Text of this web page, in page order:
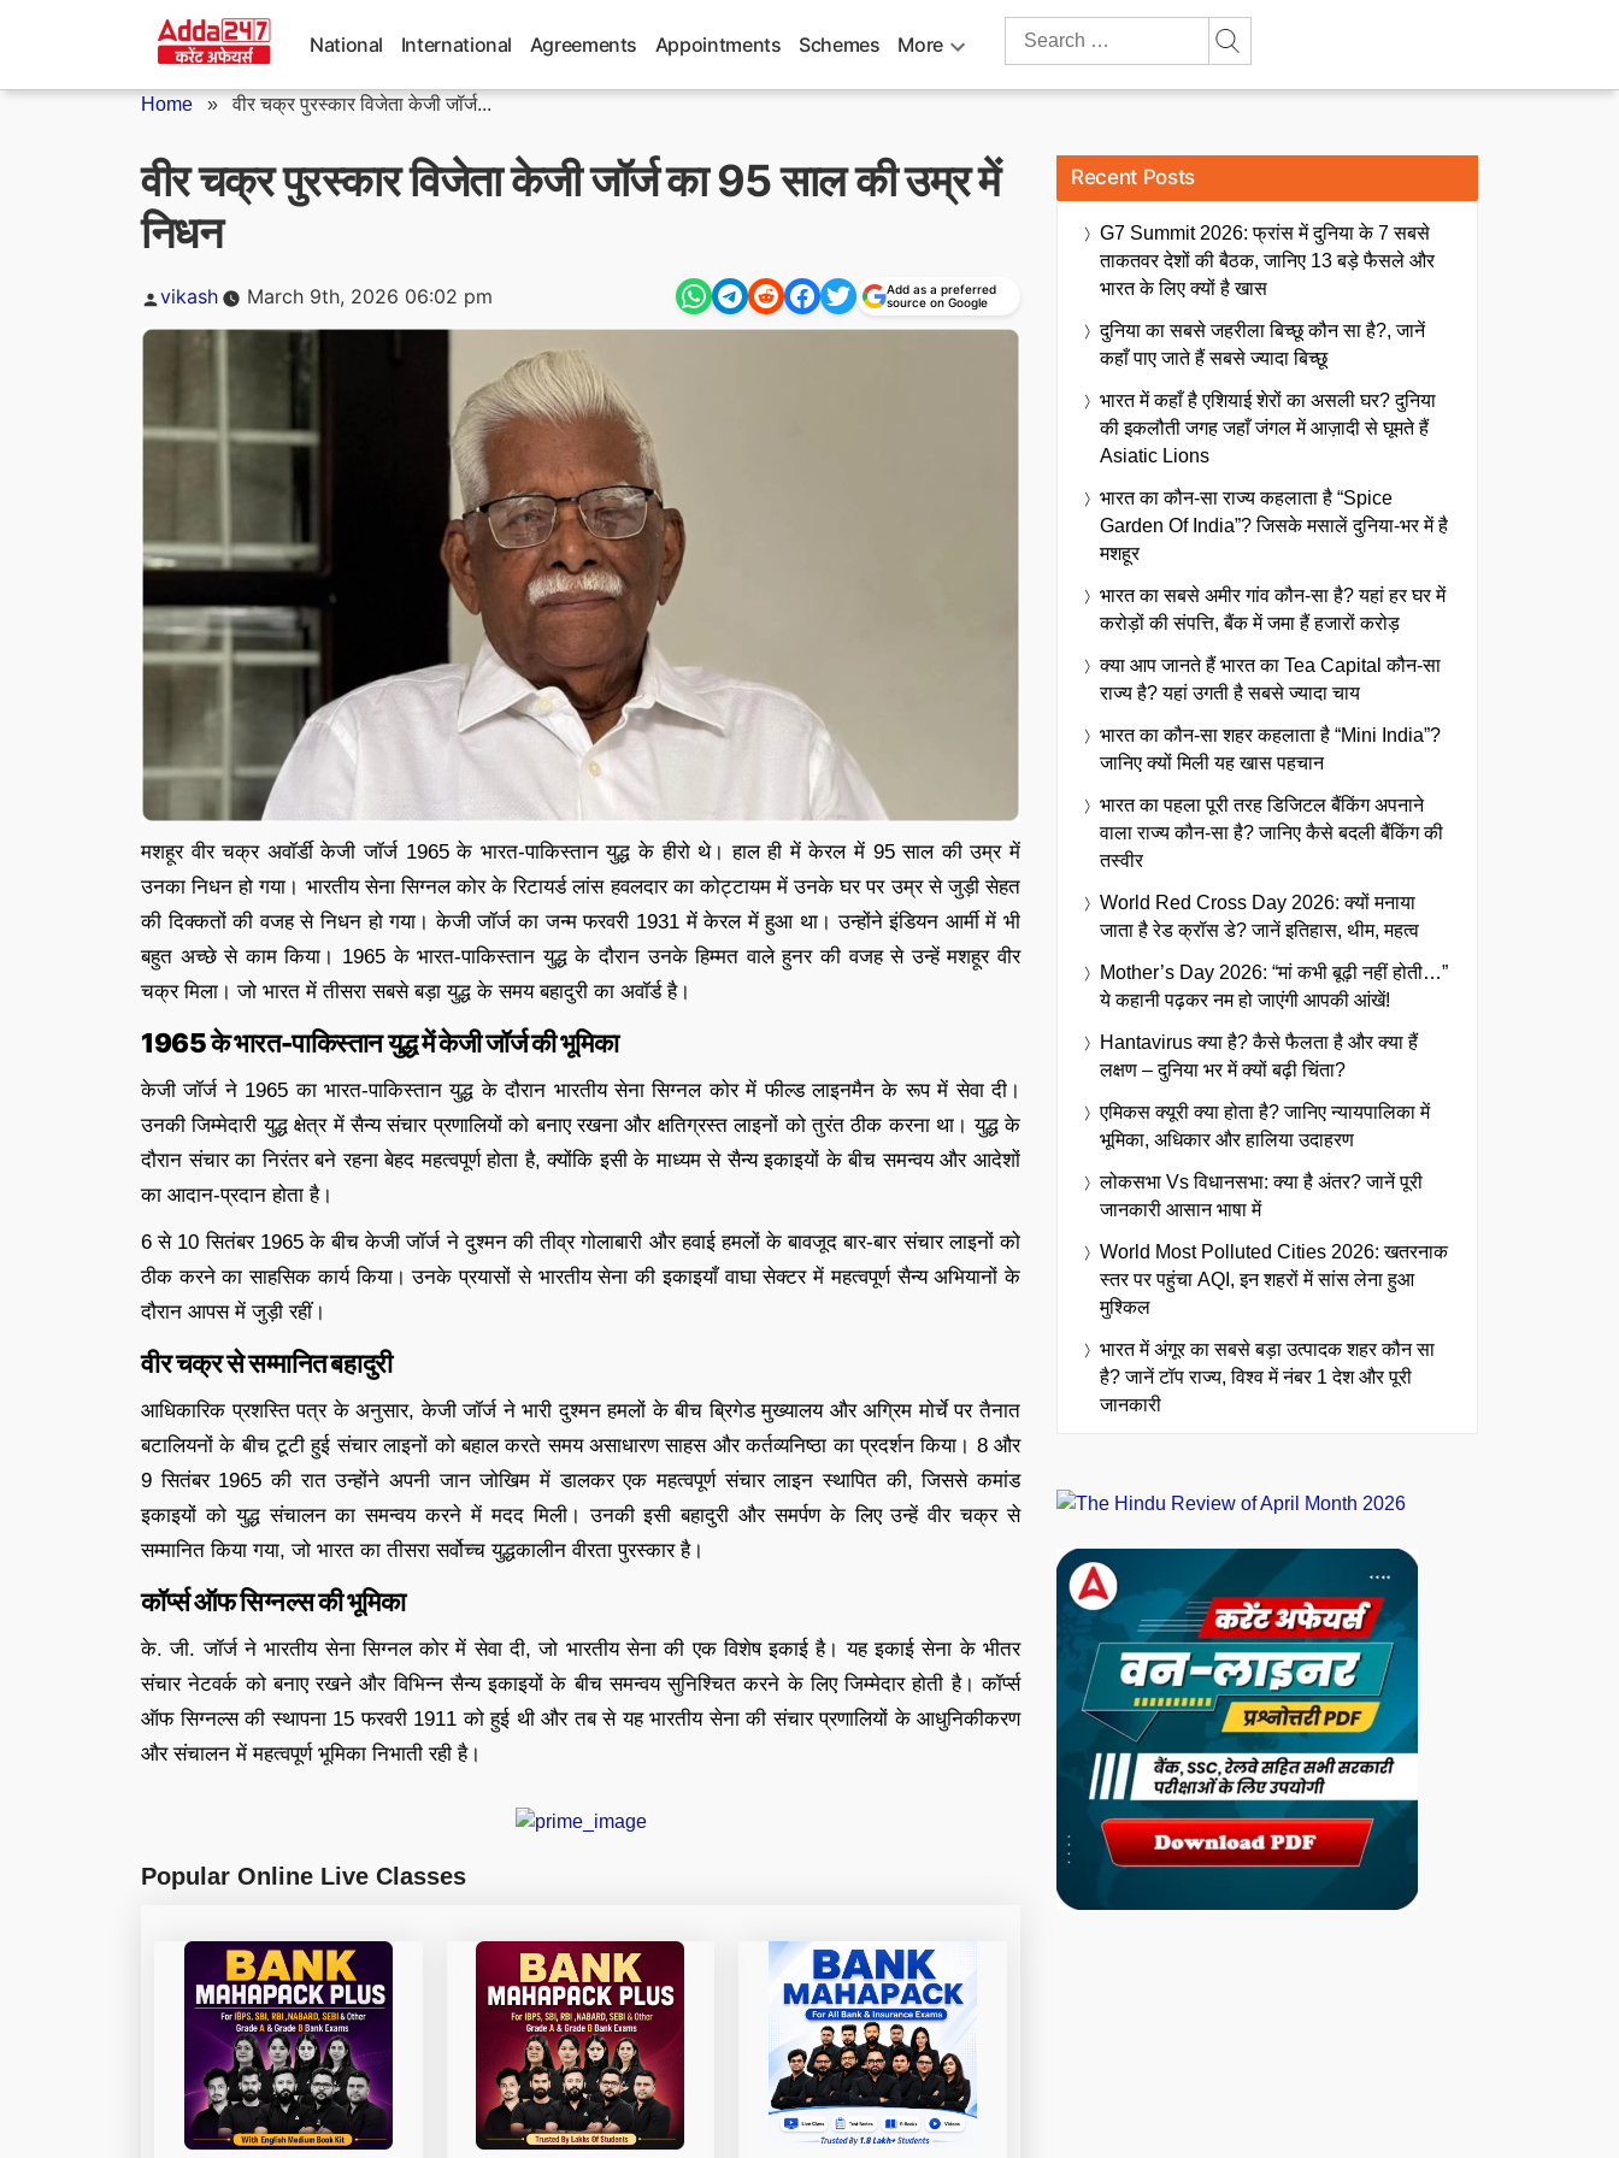
National International Agreements Appointments Schemes More
Search
Home »वीर चक्र पुरस्कार विजेता केजी जॉर्ज...
वीर चक्र पुरस्कार विजेता केजी जॉर्ज का 95 साल की उम्र में
निधन
Posted
vikash March 9th, 2026 06:02 pm
Add as a preferred
source on Google
मशहूर वीर चक्र अवॉर्डी केजी जॉर्ज 1965 के भारत-पाकिस्तान युद्ध के हीरो थे। हाल ही में केरल में 95 साल की उम्र में
उनका निधन हो गया। भारतीय सेना सिग्नल कोर के रिटायर्ड लांस हवलदार का कोट्टायम में उनके घर पर उम्र से जुड़ी सेहत
की दिक्कतों की वजह से निधन हो गया। केजी जॉर्ज का जन्म फरवरी 1931 में केरल में हुआ था। उन्होंने इंडियन आर्मी में भी
बहुत अच्छे से काम किया। 1965 के भारत-पाकिस्तान युद्ध के दौरान उनके हिम्मत वाले हुनर ​​की वजह से उन्हें मशहूर वीर
चक्र मिला। जो भारत में तीसरा सबसे बड़ा युद्ध के समय बहादुरी का अवॉर्ड है।
1965 के भारत-पाकिस्तान युद्ध में केजी जॉर्ज की भूमिका
केजी जॉर्ज ने 1965 का भारत-पाकिस्तान युद्ध के दौरान भारतीय सेना सिग्नल कोर में फील्ड लाइनमैन के रूप में सेवा दी।
उनकी जिम्मेदारी युद्ध क्षेत्र में सैन्य संचार प्रणालियों को बनाए रखना और क्षतिग्रस्त लाइनों को तुरंत ठीक करना था। युद्ध के
दौरान संचार का निरंतर बने रहना बेहद महत्वपूर्ण होता है, क्योंकि इसी के माध्यम से सैन्य इकाइयों के बीच समन्वय और आदेशों
का आदान-प्रदान होता है।
6 से 10 सितंबर 1965 के बीच केजी जॉर्ज ने दुश्मन की तीव्र गोलाबारी और हवाई हमलों के बावजूद बार-बार संचार लाइनों को
ठीक करने का साहसिक कार्य किया। उनके प्रयासों से भारतीय सेना की इकाइयाँ वाघा सेक्टर में महत्वपूर्ण सैन्य अभियानों के
दौरान आपस में जुड़ी रहीं।
वीर चक्र से सम्मानित बहादुरी
आधिकारिक प्रशस्ति पत्र के अनुसार, केजी जॉर्ज ने भारी दुश्मन हमलों के बीच ब्रिगेड मुख्यालय और अग्रिम मोर्चे पर तैनात
बटालियनों के बीच टूटी हुई संचार लाइनों को बहाल करते समय असाधारण साहस और कर्तव्यनिष्ठा का प्रदर्शन किया। 8 और
9 सितंबर 1965 की रात उन्होंने अपनी जान जोखिम में डालकर एक महत्वपूर्ण संचार लाइन स्थापित की, जिससे कमांड
इकाइयों को युद्ध संचालन का समन्वय करने में मदद मिली। उनकी इसी बहादुरी और समर्पण के लिए उन्हें वीर चक्र से
सम्मानित किया गया, जो भारत का तीसरा सर्वोच्च युद्धकालीन वीरता पुरस्कार है।
कॉर्प्स ऑफ सिग्नल्स की भूमिका
के. जी. जॉर्ज ने भारतीय सेना सिग्नल कोर में सेवा दी, जो भारतीय सेना की एक विशेष इकाई है। यह इकाई सेना के भीतर
संचार नेटवर्क को बनाए रखने और विभिन्न सैन्य इकाइयों के बीच समन्वय सुनिश्चित करने के लिए जिम्मेदार होती है। कॉर्प्स
ऑफ सिग्नल्स की स्थापना 15 फरवरी 1911 को हुई थी और तब से यह भारतीय सेना की संचार प्रणालियों के आधुनिकीकरण
और संचालन में महत्वपूर्ण भूमिका निभाती रही है।
Popular Online Live Classes
Recent Posts
G7 Summit 2026: फ्रांस में दुनिया के 7 सबसे
ताकतवर देशों की बैठक, जानिए 13 बड़े फैसले और
भारत के लिए क्यों है खास
दुनिया का सबसे जहरीला बिच्छू कौन सा है?, जानें
कहाँ पाए जाते हैं सबसे ज्यादा बिच्छू
भारत में कहाँ है एशियाई शेरों का असली घर? दुनिया
की इकलौती जगह जहाँ जंगल में आज़ादी से घूमते हैं
Asiatic Lions
भारत का कौन-सा राज्य कहलाता है “Spice
Garden Of India”? जिसके मसालें दुनिया-भर में है
मशहूर
भारत का सबसे अमीर गांव कौन-सा है? यहां हर घर में
करोड़ों की संपत्ति, बैंक में जमा हैं हजारों करोड़
क्या आप जानते हैं भारत का Tea Capital कौन-सा
राज्य है? यहां उगती है सबसे ज्यादा चाय
भारत का कौन-सा शहर कहलाता है “Mini India”?
जानिए क्यों मिली यह खास पहचान
भारत का पहला पूरी तरह डिजिटल बैंकिंग अपनाने
वाला राज्य कौन-सा है? जानिए कैसे बदली बैंकिंग की
तस्वीर
World Red Cross Day 2026: क्यों मनाया
जाता है रेड क्रॉस डे? जानें इतिहास, थीम, महत्व
Mother’s Day 2026: “मां कभी बूढ़ी नहीं होती…”
ये कहानी पढ़कर नम हो जाएंगी आपकी आंखें!
Hantavirus क्या है? कैसे फैलता है और क्या हैं
लक्षण – दुनिया भर में क्यों बढ़ी चिंता?
एमिकस क्यूरी क्या होता है? जानिए न्यायपालिका में
भूमिका, अधिकार और हालिया उदाहरण
लोकसभा Vs विधानसभा: क्या है अंतर? जानें पूरी
जानकारी आसान भाषा में
World Most Polluted Cities 2026: खतरनाक
स्तर पर पहुंचा AQI, इन शहरों में सांस लेना हुआ
मुश्किल
भारत में अंगूर का सबसे बड़ा उत्पादक शहर कौन सा
है? जानें टॉप राज्य, विश्व में नंबर 1 देश और पूरी
जानकारी